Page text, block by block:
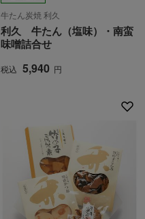
牛たん炭焼 利久
利久 牛たん（塩味）・南蛮
味噌詰合せ
税込 5,940 円